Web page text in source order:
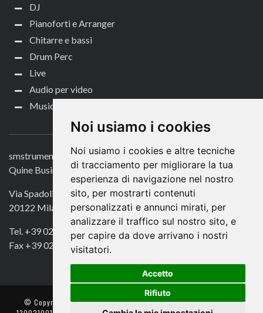
Noi usiamo i cookies
Noi usiamo i cookies e altre tecniche
di tracciamento per migliorare la tua
esperienza di navigazione nel nostro
sito, per mostrarti contenuti
personalizzati e annunci mirati, per
analizzare il traffico sul nostro sito, e
per capire da dove arrivano i nostri
visitatori.
Accetto
Rifiuto
DJ
Pianoforti e Arranger
Chitarre e bassi
Drum Perc
Live
Audio per video
Music Life
CONTATTACI
smstrumentimusicali.it
Quine Business Publisher
Via Spadolini 7
20122 Milano
Tel. +39 02 49756990
Fax +39 02 72016740
© Copyright 2018. All Rights Reserved -- Quine srl – C.F./P IVA